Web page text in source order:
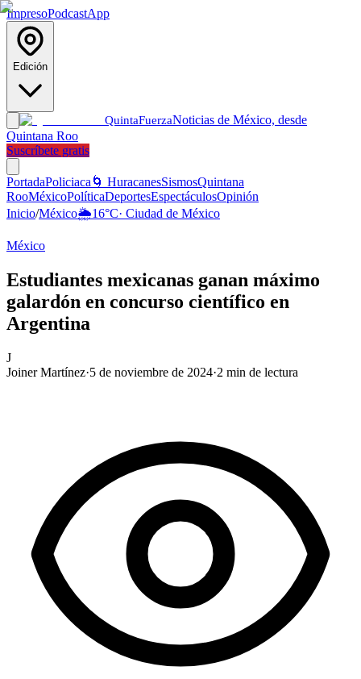
ImpresoPodcastApp
Edición
QuintaFuerzaNoticias de México, desde
Quintana Roo
Suscríbete gratis
PortadaPoliciaca 🌀 HuracanesSismosQuintana
RooMéxicoPolíticaDeportesEspectáculosOpinión
Inicio/México🌦️16°C· Ciudad de México
México
Estudiantes mexicanas ganan máximo
galardón en concurso científico en
Argentina
J
Joiner Martínez·5 de noviembre de 2024·2 min de lectura